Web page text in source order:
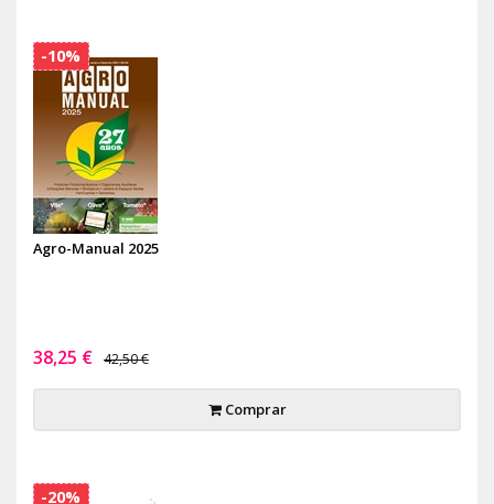
Agro-Manual 2025
38,25 € 42,50 €
Comprar
-10%
-20%